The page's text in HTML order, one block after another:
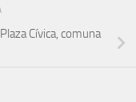
Cívica, comuna